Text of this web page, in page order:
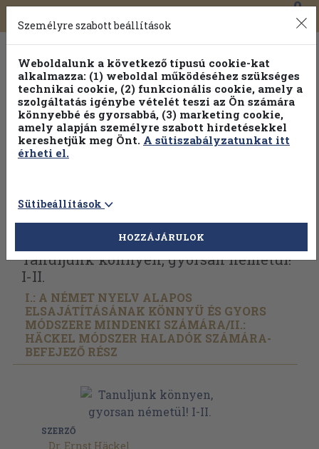
Toggle
navigation
0
Válogasson több mint 1.000.000 kiadványunk közül
100% kedvezménnyel!
Vissza az előző oldalra Válasszon példányt
Tanuljunk könnyen, gyorsan németül!
I-II.
I.: A NÉMET NYELV ALAPOS
ELSAJÁTÍTÁSÁNAK KÖNNYÜ ÉS GYORS
MÓDSZERE MINDENKI SZÁMÁRA/II.:
HÄCKEL MÓDSZER HALADÓK SZÁMÁRA-
BEFEJEZŐ RÉSZ
SZERZŐ
Dr. Ernst Häckel
Személyre szabott beállítások
Weboldalunk a következő típusú cookie-kat
alkalmazza: (1) weboldal működéséhez szükséges
technikai cookie, (2) funkcionális cookie, amely a
szolgáltatás igénybe vételét teszi az Ön számára
könnyebbé és gyorsabbá, (3) marketing cookie,
amely alapján személyre szabott hirdetésekkel
kereshetjük meg Önt. A sütiszabályzatunkat itt
érheti el.
Sütibeállítások
HOZZÁJÁRULOK